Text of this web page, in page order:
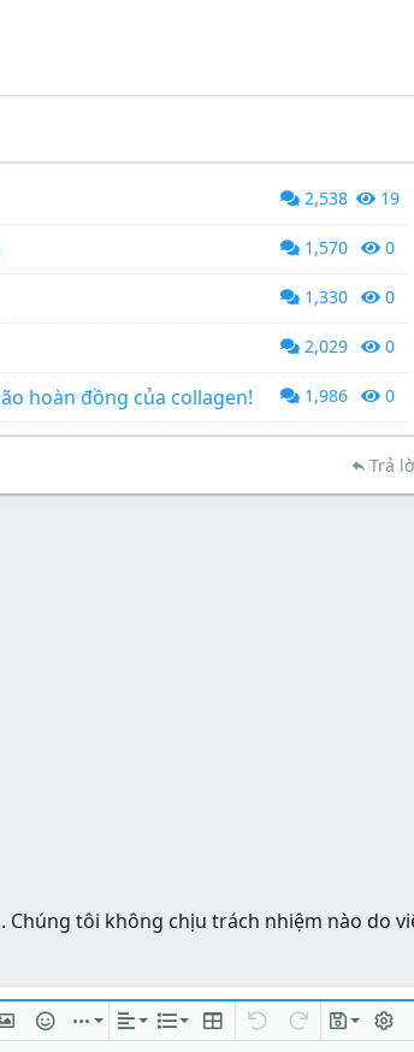
19
2,538
0
1,570
0
1,330
0
2,029
hoàn đồng của collagen! 0
1,986
Trả
tôi không chịu trách nhiệm nào do